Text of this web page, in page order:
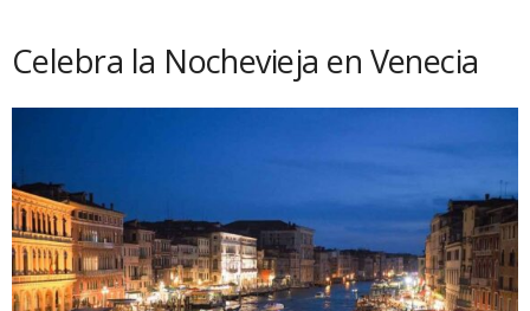
Celebra la Nochevieja en Venecia